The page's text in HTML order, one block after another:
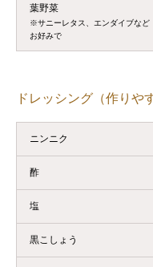
葉野菜
※サニーレタス、エンダイブなど
お好みで
ドレッシング（作りや
ニンニク
酢
塩
黒こしょう